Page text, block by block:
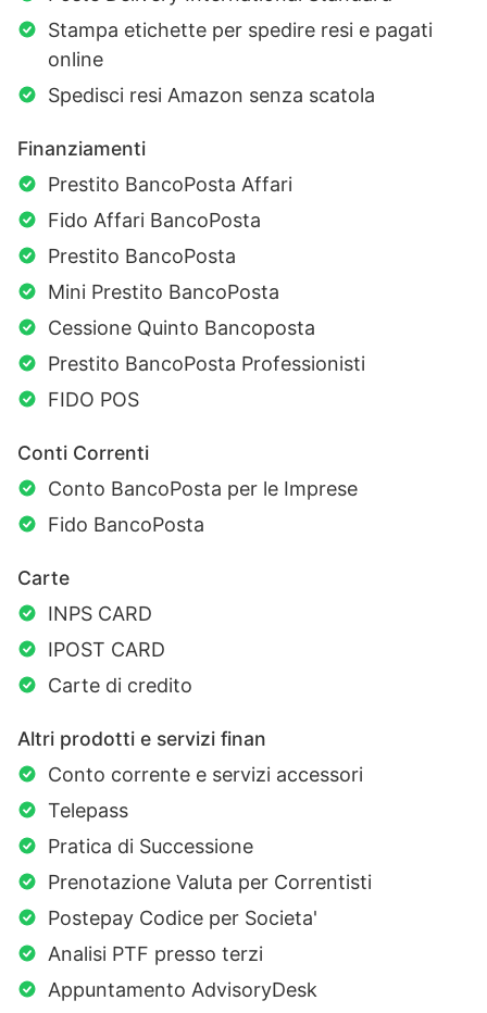
Stampa etichette per spedire resi e pagati
online
Spedisci resi Amazon senza scatola
Finanziamenti
Prestito BancoPosta Affari
Fido Affari BancoPosta
Prestito BancoPosta
Mini Prestito BancoPosta
Cessione Quinto Bancoposta
Prestito BancoPosta Professionisti
FIDO POS
Conti Correnti
Conto BancoPosta per le Imprese
Fido BancoPosta
Carte
INPS CARD
IPOST CARD
Carte di credito
Altri prodotti e servizi finan
Conto corrente e servizi accessori
Telepass
Pratica di Successione
Prenotazione Valuta per Correntisti
Postepay Codice per Societa'
Analisi PTF presso terzi
Appuntamento AdvisoryDesk